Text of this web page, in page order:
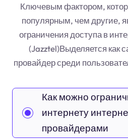
Ключевым фактором,
популярным, чем другие,
ограничения доступа в
(Jazztel)Выделяется как
провайдер среди
Как можно
интернету
провайдерами